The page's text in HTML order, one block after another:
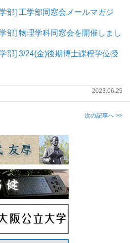
部] 工学部同窓会メールマガジ
部] 物理学科同窓会を開催しまし
部] 3/24(金)後期博士課程学位授
2023.06.25
次の記事へ >>